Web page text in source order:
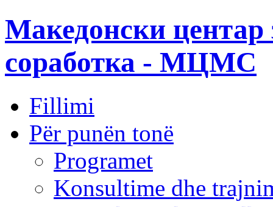
Македонски центар
соработка - МЦМС
Fillimi
Për punën tonë
Programet
Konsultime dhe